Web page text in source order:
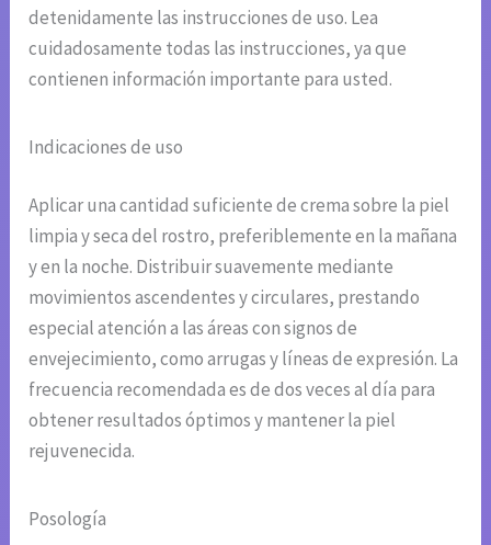
detenidamente las instrucciones de uso. Lea
cuidadosamente todas las instrucciones, ya que
contienen información importante para usted.
Indicaciones de uso
Aplicar una cantidad suficiente de crema sobre la piel
limpia y seca del rostro, preferiblemente en la mañana
y en la noche. Distribuir suavemente mediante
movimientos ascendentes y circulares, prestando
especial atención a las áreas con signos de
envejecimiento, como arrugas y líneas de expresión. La
frecuencia recomendada es de dos veces al día para
obtener resultados óptimos y mantener la piel
rejuvenecida.
Posología